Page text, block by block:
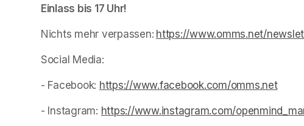
Einlass bis 17 Uhr!
Nichts mehr verpassen: https://www.omms.net/
(opens in a new tab)
Social Media:
- Facebook: https://www.facebook.com/omms.net
(opens in a new tab)
- Instagram: https://www.instagram.com/